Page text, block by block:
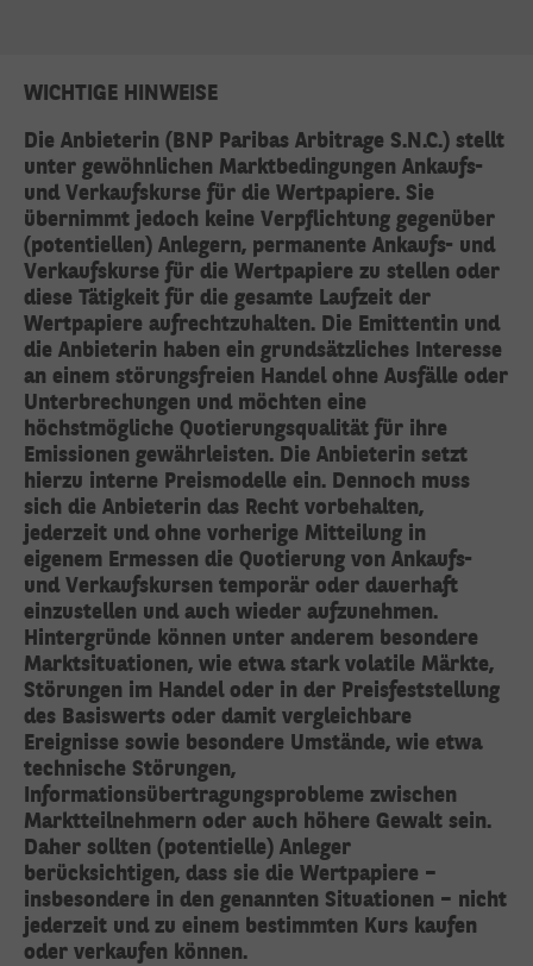
WICHTIGE HINWEISE
Die Anbieterin (BNP Paribas Arbitrage S.N.C.) stellt
unter gewöhnlichen Marktbedingungen Ankaufs-
und Verkaufskurse für die Wertpapiere. Sie
übernimmt jedoch keine Verpflichtung gegenüber
(potentiellen) Anlegern, permanente Ankaufs- und
Verkaufskurse für die Wertpapiere zu stellen oder
diese Tätigkeit für die gesamte Laufzeit der
Wertpapiere aufrechtzuhalten. Die Emittentin und
die Anbieterin haben ein grundsätzliches Interesse
an einem störungsfreien Handel ohne Ausfälle oder
Unterbrechungen und möchten eine
höchstmögliche Quotierungsqualität für ihre
Emissionen gewährleisten. Die Anbieterin setzt
hierzu interne Preismodelle ein. Dennoch muss
sich die Anbieterin das Recht vorbehalten,
jederzeit und ohne vorherige Mitteilung in
eigenem Ermessen die Quotierung von Ankaufs-
und Verkaufskursen temporär oder dauerhaft
einzustellen und auch wieder aufzunehmen.
Hintergründe können unter anderem besondere
Marktsituationen, wie etwa stark volatile Märkte,
Störungen im Handel oder in der Preisfeststellung
des Basiswerts oder damit vergleichbare
Ereignisse sowie besondere Umstände, wie etwa
technische Störungen,
Informationsübertragungsprobleme zwischen
Marktteilnehmern oder auch höhere Gewalt sein.
Daher sollten (potentielle) Anleger
berücksichtigen, dass sie die Wertpapiere –
insbesondere in den genannten Situationen – nicht
jederzeit und zu einem bestimmten Kurs kaufen
oder verkaufen können.